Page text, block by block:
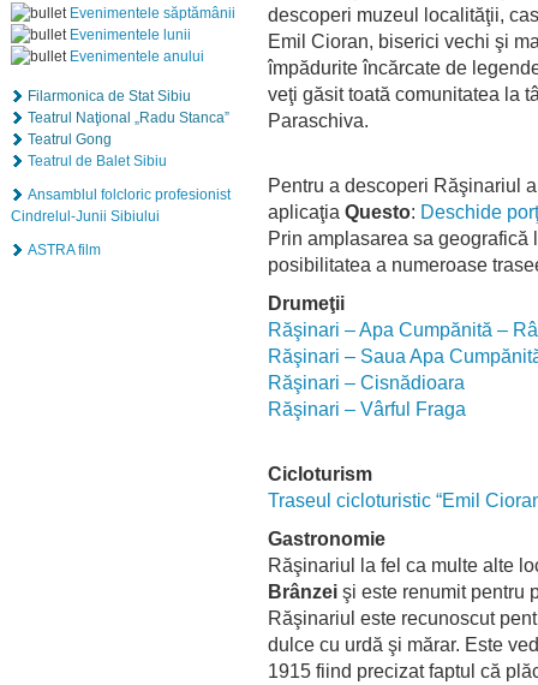
Evenimentele săptămânii
Evenimentele lunii
Evenimentele anului
Filarmonica de Stat Sibiu
Teatrul Naţional „Radu Stanca”
Teatrul Gong
Teatrul de Balet Sibiu
Ansamblul folcloric profesionist
Cindrelul-Junii Sibiului
ASTRA film
descoperi muzeul localităţii,
Emil Cioran, biserici vechi şi
împădurite încărcate de
veţi găsit toată comunitatea la
Paraschiva.
Pentru a descoperi Răşinariul
aplicaţia Questo: Deschide
Prin amplasarea sa
posibilitatea a numeroase
Drumeţii
Răşinari – Apa Cumpănită –
Răşinari – Saua Apa
Răşinari – Cisnădioara
Răşinari – Vârful Fraga
Cicloturism
Traseul cicloturistic “Emil
Gastronomie
Răşinariul la fel ca multe alte
Brânzei şi este renumit pentru
Răşinariul este recunoscut
dulce cu urdă şi mărar. Este
1915 fiind precizat faptul că